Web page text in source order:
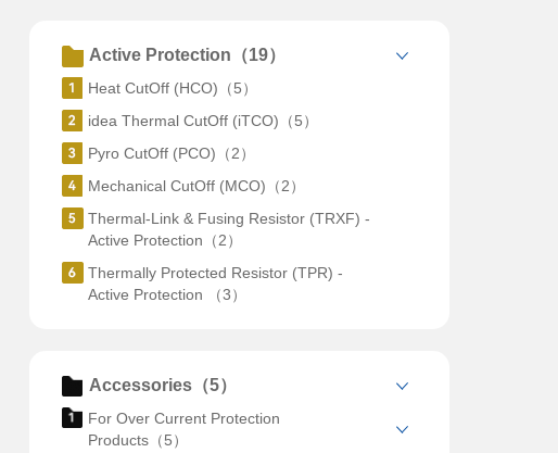
Active Protection（19）
Heat CutOff (HCO)（5）
idea Thermal CutOff (iTCO)（5）
Pyro CutOff (PCO)（2）
Mechanical CutOff (MCO)（2）
Thermal-Link & Fusing Resistor (TRXF) -
Active Protection（2）
Thermally Protected Resistor (TPR) -
Active Protection （3）
Accessories（5）
For Over Current Protection
Products（5）